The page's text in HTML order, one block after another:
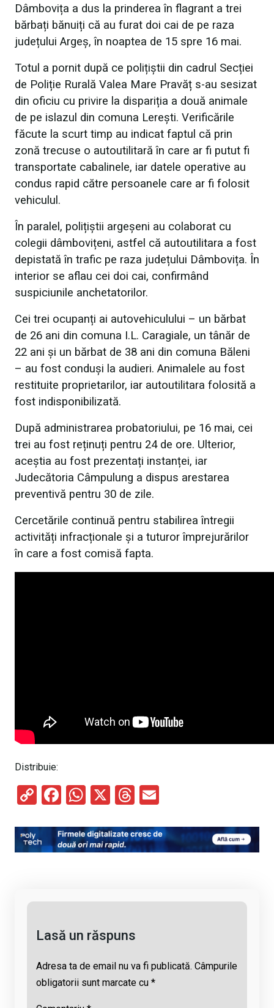
Dâmbovița a dus la prinderea în flagrant a trei
bărbați bănuiți că au furat doi cai de pe raza
județului Argeș, în noaptea de 15 spre 16 mai.
Totul a pornit după ce polițiștii din cadrul Secției
de Poliție Rurală Valea Mare Pravăț s-au sesizat
din oficiu cu privire la dispariția a două animale
de pe islazul din comuna Lerești. Verificările
făcute la scurt timp au indicat faptul că prin
zonă trecuse o autoutilitară în care ar fi putut fi
transportate cabalinele, iar datele operative au
condus rapid către persoanele care ar fi folosit
vehiculul.
În paralel, polițiștii argeșeni au colaborat cu
colegii dâmbovițeni, astfel că autoutilitara a fost
depistată în trafic pe raza județului Dâmbovița. În
interior se aflau cei doi cai, confirmând
suspiciunile anchetatorilor.
Cei trei ocupanți ai autovehiculului – un bărbat
de 26 ani din comuna I.L. Caragiale, un tânăr de
22 ani și un bărbat de 38 ani din comuna Băleni
– au fost conduși la audieri. Animalele au fost
restituite proprietarilor, iar autoutilitara folosită a
fost indisponibilizată.
După administrarea probatoriului, pe 16 mai, cei
trei au fost reținuți pentru 24 de ore. Ulterior,
aceștia au fost prezentați instanței, iar
Judecătoria Câmpulung a dispus arestarea
preventivă pentru 30 de zile.
Cercetările continuă pentru stabilirea întregii
activități infracționale și a tuturor împrejurărilor
în care a fost comisă fapta.
Distribuie:
C
py
Li
F
ce
b
W
at
s
X
T
e
a
ail
Lasă un răspuns
Adresa ta de email nu va fi publicată. Câmpurile
obligatorii sunt marcate cu *